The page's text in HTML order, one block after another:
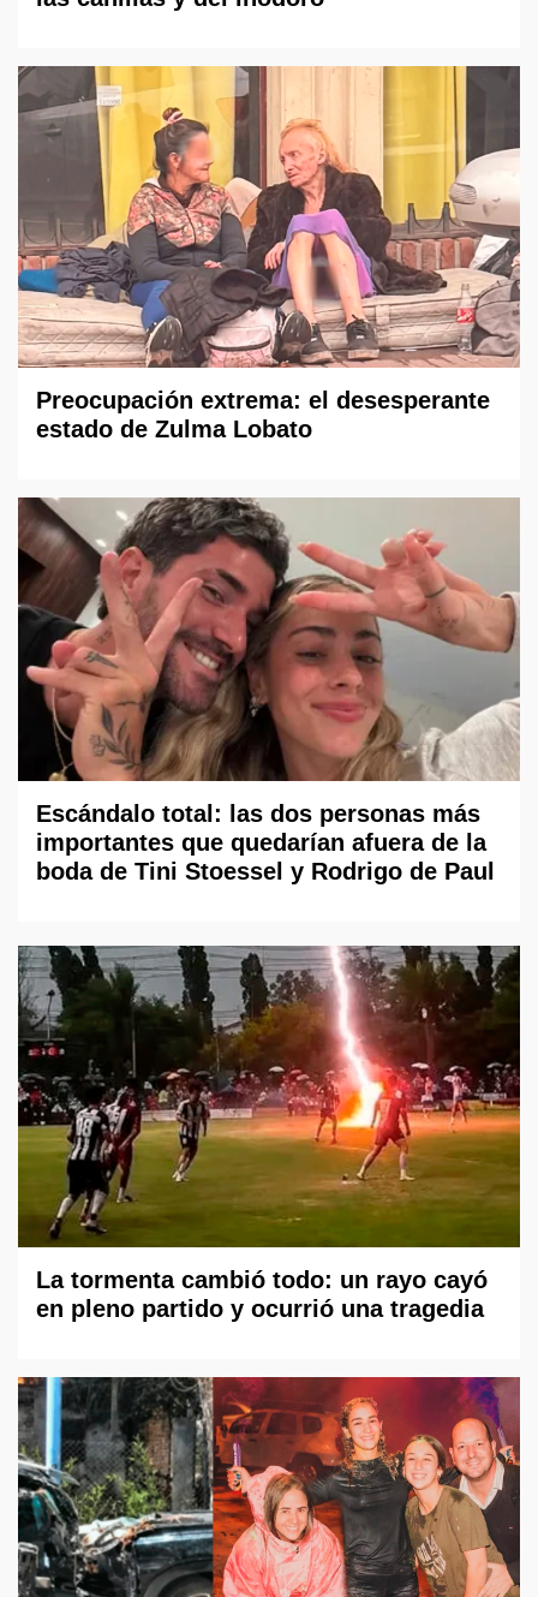
Preocupación extrema: el desesperante
estado de Zulma Lobato
Escándalo total: las dos personas más
importantes que quedarían afuera de la
boda de Tini Stoessel y Rodrigo de Paul
La tormenta cambió todo: un rayo cayó
en pleno partido y ocurrió una tragedia